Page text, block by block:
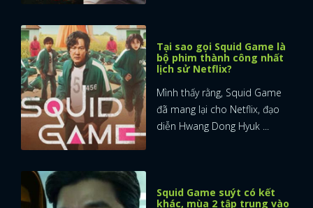
Tại sao gọi Squid Game là
bộ phim thành công nhất
lịch sử Netflix?
Mình thấy rằng, Squid Game
đã mang lại cho Netflix, đạo
diễn Hwang Dong Hyuk ...
Squid Game suýt có kết
khác, mùa 2 tập trung vào